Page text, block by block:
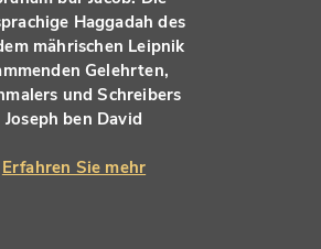
Haggadah des
mährischen Leipnik
Gelehrten,
und Schreibers
Joseph ben David
Erfahren Sie mehr